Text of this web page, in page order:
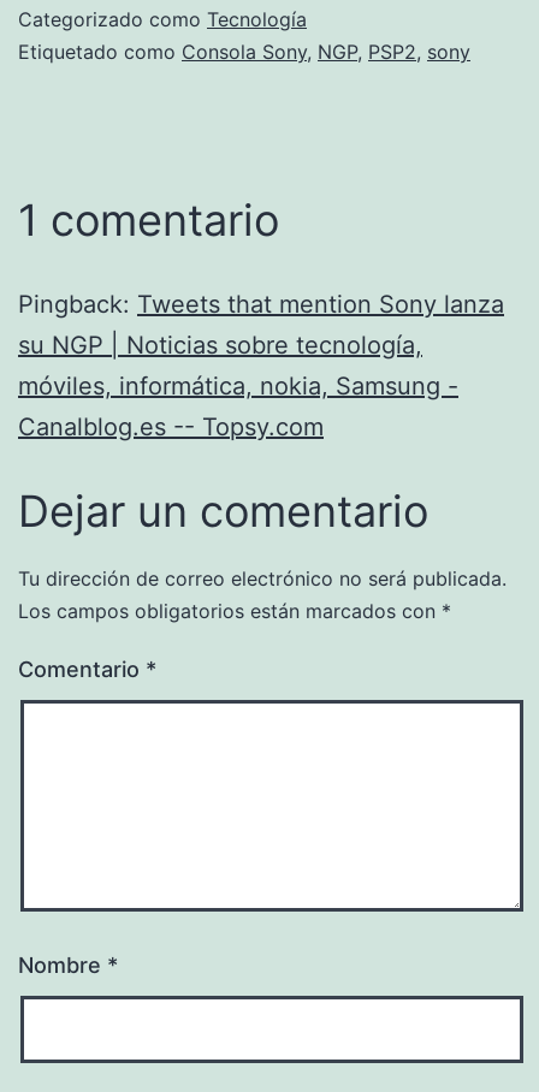
Categorizado como Tecnología
Etiquetado como Consola Sony, NGP, PSP2, sony
1 comentario
Pingback: Tweets that mention Sony lanza
su NGP | Noticias sobre tecnología,
móviles, informática, nokia, Samsung -
Canalblog.es -- Topsy.com
Dejar un comentario
Tu dirección de correo electrónico no será publicada.
Los campos obligatorios están marcados con *
Comentario *
Nombre *